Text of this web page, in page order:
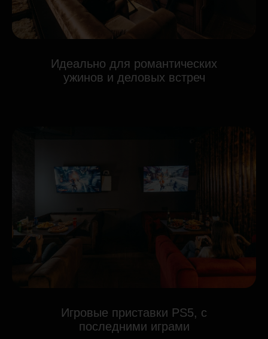
Идеально для романтических
ужинов и деловых встреч
Игровые приставки PS5, с
последними играми